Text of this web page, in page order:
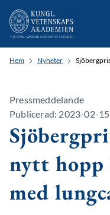
Hem Nyheter
Pressmeddelande
Publicerad: 2023-02-15
nytt
med